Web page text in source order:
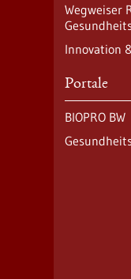
Wegweiser
Innovation
Portale
BIOPRO BW